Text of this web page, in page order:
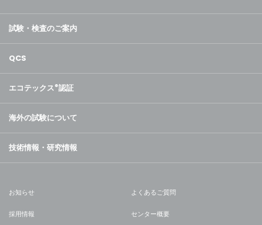
試験・検査のご案内
QCS
エコテックス®認証
海外の試験について
技術情報・研究情報
お知らせ よくあるご質問
採用情報 センター概要